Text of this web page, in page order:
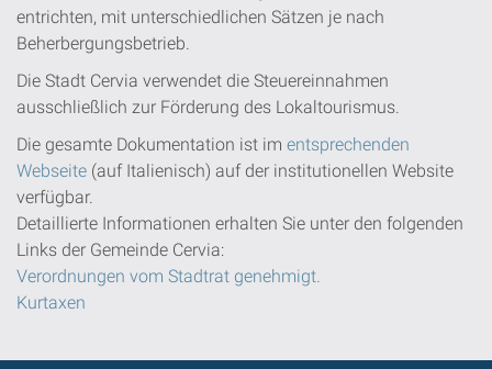
entrichten, mit unterschiedlichen Sätzen je nach
Beherbergungsbetrieb.
Die Stadt Cervia verwendet die Steuereinnahmen
ausschließlich zur Förderung des Lokaltourismus.
Die gesamte Dokumentation ist im entsprechenden
Webseite (auf Italienisch) auf der institutionellen Website
verfügbar.
Detaillierte Informationen erhalten Sie unter den folgenden
Links der Gemeinde Cervia:
Verordnungen vom Stadtrat genehmigt.
Kurtaxen